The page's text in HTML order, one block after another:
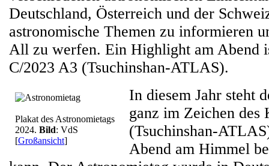
Deutschland, Österreich und der
astronomische Themen zu informieren
All zu werfen. Ein Highlight am Abend
C/2023 A3 (Tsuchinshan-ATLAS).
Plakat des Astronomietags
2024. Bild: VdS
[Großansicht]
In diesem Jahr steht
ganz im Zeichen des
(Tsuchinshan-
Abend am Himmel